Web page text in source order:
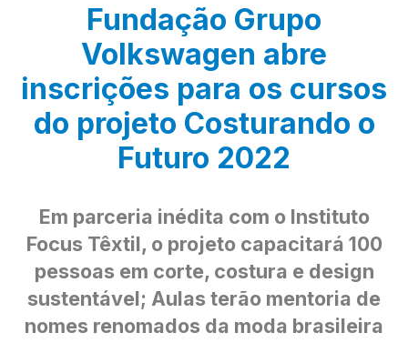
Fundação Grupo
Volkswagen abre
inscrições para os cursos
do projeto Costurando o
Futuro 2022
Em parceria inédita com o Instituto
Focus Têxtil, o projeto capacitará 100
pessoas em corte, costura e design
sustentável; Aulas terão mentoria de
nomes renomados da moda brasileira